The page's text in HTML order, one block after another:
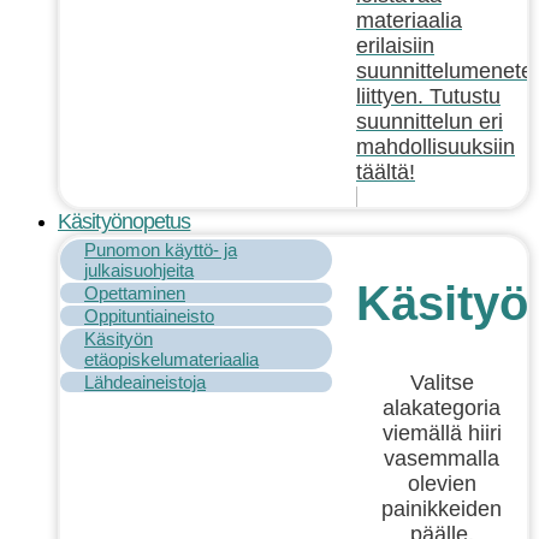
materiaalia
erilaisiin
liittyen. Tutustu
suunnittelun eri
mahdollisuuksiin
täältä!
Käsityönopetus
Punomon käyttö- ja
julkaisuohjeita
Opettaminen
Oppituntiaineisto
Käsityön
etäopiskelumateriaalia
Lähdeaineistoja
Valitse
alakategoria
viemällä hiiri
vasemmalla
olevien
painikkeiden
päälle.